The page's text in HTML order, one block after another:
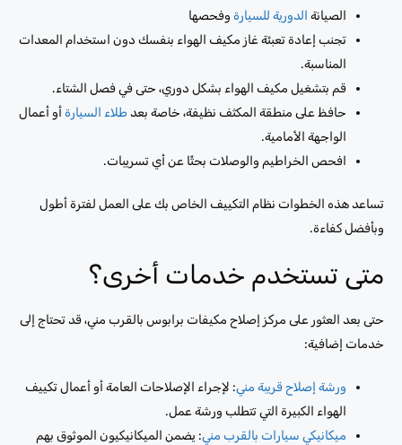
الصيانة الدورية للسيارة وفحصها
تجنب إعادة تعبئة غاز مكيف الهواء بنفسك دون استخدام المعدات
المناسبة.
قم بتشغيل مكيف الهواء بشكل دوري، حتى في فصل الشتاء.
حافظ على منطقة المكثف نظيفة، خاصة بعد طلاء السيارةأو أعمال
الواجهة الأمامية.
افحص الخراطيم والوصلات بحثًا عن أي تسريبات.
تساعد هذه الخطوات نظام التكييف الخاص بك على العمل لفترة أطول
وبأفضل كفاءة.
متى تستخدم خدمات أخرى؟
حتى بعد العثور على مركز إصلاح مكيفات برابوس بالقرب مني، قد تحتاج إلى
خدمات إضافية:
ورشة إصلاح قريبة مني: لإجراء الإصلاحات العامة أو أعمال تكييف
الهواء الكبيرة التي تتطلب ورشة عمل.
ميكانيكي سيارات بالقرب مني: يضمن الميكانيكيون الموثوق بهم